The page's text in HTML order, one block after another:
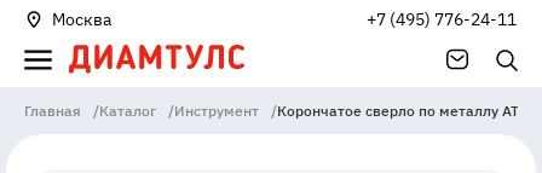
Москва +7 (495) 776-24-11
Главная /Каталог /Инструмент /Корончатое сверло по металлу AT-S